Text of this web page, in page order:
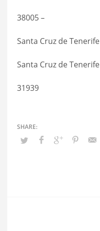
38005 –
Santa Cruz de Tenerife
Santa Cruz de Tenerife
31939